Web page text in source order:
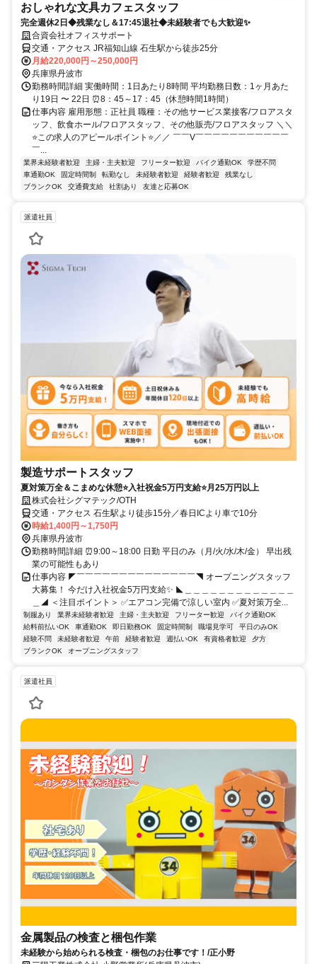
おしゃれな文具カフェスタッフ
完全週休2日◆残業なし＆17:45退社◆未経験者でも大歓迎✨
合資会社オフィスサポート
交通・アクセス JR福知山線 石生駅から徒歩25分
月給220,000円～250,000円
兵庫県丹波市
勤務時間詳細 実働時間：1日あたり8時間 平均勤務日数：1ヶ月あた
り19日 〜 22日 ⏰8：45～17：45（休憩時間1時間）
仕事内容 雇用形態：正社員 職種：その他サービス業接客/フロアスタ
ッフ、飲食ホール/フロアスタッフ、その他販売/フロアスタッフ ＼＼
⭐この求人のアピールポイント⭐／／ ￣￣V￣￣￣￣￣￣￣￣￣￣￣
￣...
業界未経験者歓迎 主婦・主夫歓迎 フリーター歓迎 バイク通勤OK
学歴不問
車通勤OK
固定時間制 転勤なし 未経験者歓迎 経験者歓迎
残業なし
ブランクOK
交通費支給 社割あり 友達と応募OK
派遣社員
製造サポートスタッフ
夏対策万全＆こまめな休憩⭐入社祝金5万円支給⭐月25万円以上
株式会社シグマテック/OTH
交通・アクセス 石生駅より徒歩15分／春日ICより車で10分
時給1,400円～1,750円
兵庫県丹波市
勤務時間詳細 ⏰9:00～18:00 日勤 平日のみ（月/火/水/木/金） 早出残
業の可能性もあり
仕事内容 ◤￣￣￣￣￣￣￣￣￣￣￣￣￣￣◥ オープニングスタッフ
大募集！ 今だけ入社祝金5万円支給✨ ◣＿＿＿＿＿＿＿＿＿＿＿＿＿
＿◢ ＜注目ポイント＞ ✅エアコン完備で涼しい室内 ✅夏対策万全...
制服あり 業界未経験者歓迎 主婦・主夫歓迎 フリーター歓迎
バイク通勤OK
給料前払いOK
車通勤OK 即日勤務OK 固定時間制 職場見学可
平日のみOK
経験不問
未経験者歓迎 午前 経験者歓迎 週払いOK 有資格者歓迎
夕方
ブランクOK
オープニングスタッフ
派遣社員
金属製品の検査と梱包作業
未経験から始められる検査・梱包のお仕事です！/正小野